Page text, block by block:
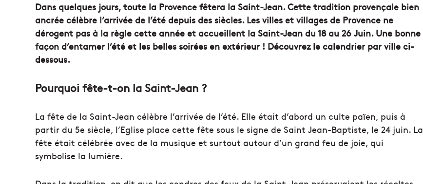
Dans quelques jours, toute la Provence fêtera la Saint-Jean. Cette tradition provençale bien
ancrée célèbre l’arrivée de l’été depuis des siècles. Les villes et villages de Provence ne
dérogent pas à la règle cette année et accueillent la Saint-Jean du 18 au 26 Juin. Une bonne
façon d’entamer l’été et les belles soirées en extérieur ! Découvrez le calendrier par ville ci-
dessous.
Pourquoi fête-t-on la Saint-Jean ?
La fête de la Saint-Jean célèbre l’arrivée de l’été. Elle était d’abord un culte païen, puis à
partir du 5e siècle, l’Eglise place cette fête sous le signe de Saint Jean-Baptiste, le 24 juin. La
fête était célébrée avec de la musique et surtout autour d’un grand feu de joie, qui
symbolise la lumière.